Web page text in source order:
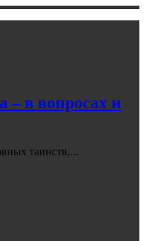
– в вопросах и
таинств,...